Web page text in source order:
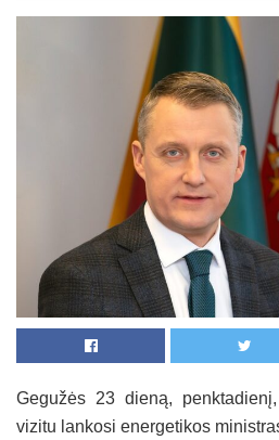
Gegužės 23 dieną,
vizitu lankosi energetikos